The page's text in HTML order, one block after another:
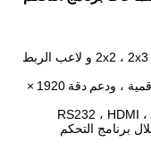
2x2 ، 2x3 ، 3x3 ، 3x4 ، 4x4 ، 5x4 ، 5x5 و لاعب الربط
دقة 1920
×